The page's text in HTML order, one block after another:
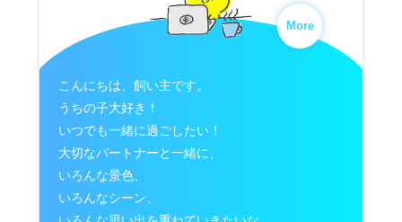
More
こんにちは、飼い主です。
うちの子大好き！
いつでも一緒に過ごしたい！
大切なパートナーと一緒に、
いろんな景色、
いろんなシーン、